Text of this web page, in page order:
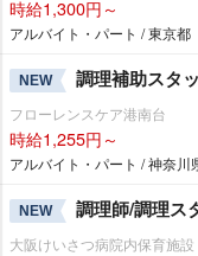
時給1,300円～
アルバイト・パート / 東京都
NEW 調理補助スタ
フローレンスケア港南台
時給1,255円～
アルバイト・パート / 神奈川
NEW 調理師/調理ス
大阪けいさつ病院内保育施設